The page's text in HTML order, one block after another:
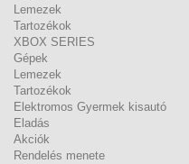
Lemezek
Tartozékok
XBOX SERIES
Gépek
Lemezek
Tartozékok
Elektromos Gyermek kisautó
Eladás
Akciók
Rendelés menete